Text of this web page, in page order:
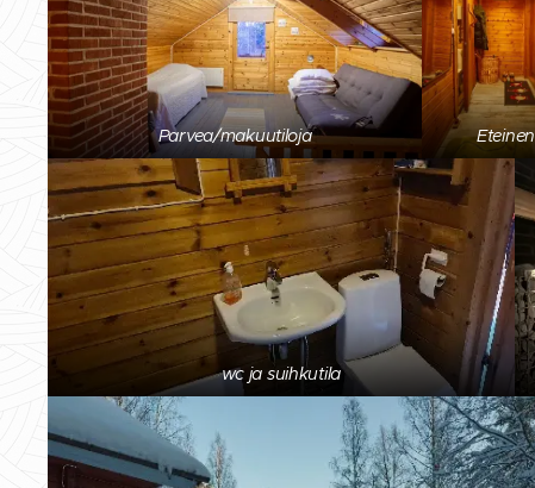
Parvea/makuutiloja Eteinen
wc ja suihkutila